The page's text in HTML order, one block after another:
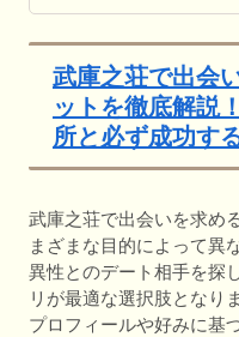
武庫之荘で出会
ットを徹底解説
所と必ず成功す
武庫之荘で出会いを求め
まざまな目的によって異
異性とのデート相手を探
リが最適な選択肢となり
プロフィールや好みに基